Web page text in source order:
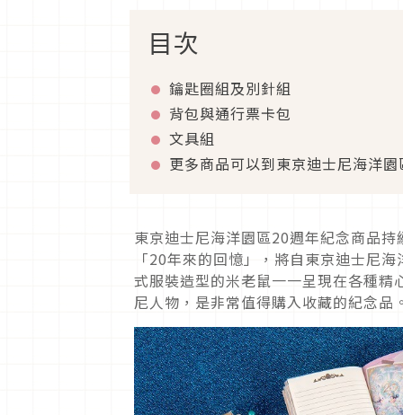
目次
鑰匙圈組及別針組
背包與通行票卡包
文具組
更多商品可以到東京迪士尼海洋
東京迪士尼海洋園區20週年紀念商品
「20年來的回憶」，將自東京迪士尼
式服裝造型的米老鼠一一呈現在各種
尼人物，是非常值得購入收藏的紀念